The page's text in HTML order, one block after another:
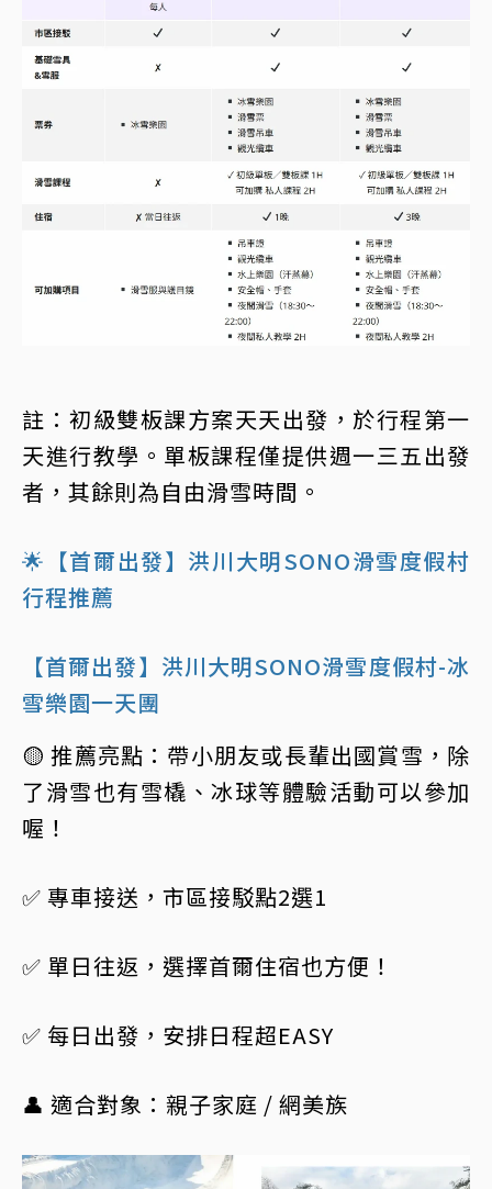
註：初級雙板課方案天天出發，於行程第一
天進行教學。單板課程僅提供週一三五出發
者，其餘則為自由滑雪時間。
🌟【首爾出發】洪川大明SONO滑雪度假村
行程推薦
【首爾出發】洪川大明SONO滑雪度假村-冰
雪樂園一天團
🟡 推薦亮點：帶小朋友或長輩出國賞雪，除
了滑雪也有雪橇、冰球等體驗活動可以參加
喔！
✅ 專車接送，市區接駁點2選1
✅ 單日往返，選擇首爾住宿也方便！
✅ 每日出發，安排日程超EASY
👤 適合對象：親子家庭 / 網美族